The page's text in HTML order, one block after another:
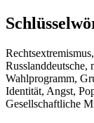
Wahlprogramm,
Identität, Angst,
Gesellschaftliche